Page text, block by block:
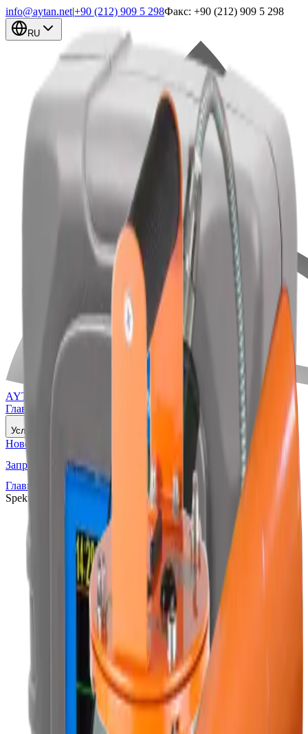
info@aytan.net|+90 (212) 909 5 298Факс: +90 (212) 909 5 298
RU
AYTAN
Главная
Услуги
Новости
Контакты
Запросить предложение
Главная
Продукция
AT6102, AT6102A, AT6102B
Spektrometresi
Запросить предложение